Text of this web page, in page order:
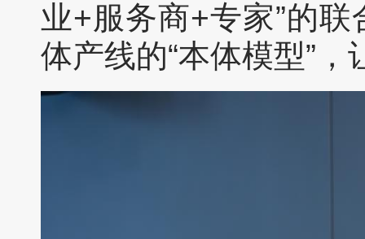
业+服务商+专家”的
体产线的“本体模型”